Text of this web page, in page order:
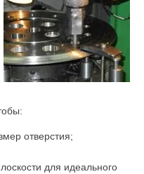
отверстия;
для идеального